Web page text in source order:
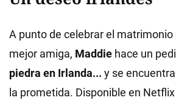
A punto de celebrar el matrimonio
mejor amiga, Maddie hace un
piedra en Irlanda... y se
la prometida. Disponible en